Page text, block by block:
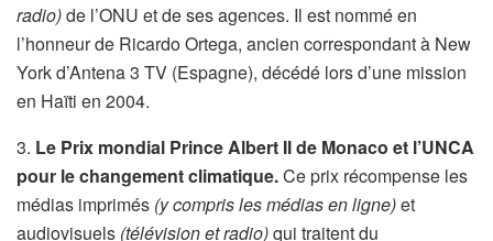
radio)de l’ONU et de ses agences. Il est nommé en
l’honneur de Ricardo Ortega, ancien correspondant à New
York d’Antena 3 TV (Espagne), décédé lors d’une mission
en Haïti en 2004.
3. Le Prix mondial Prince Albert II de Monaco et l’UNCA
pour le changement climatique.Ce prix récompense les
médias imprimés (y compris les médias en ligne)et
audiovisuels (télévision et radio)qui traitent du